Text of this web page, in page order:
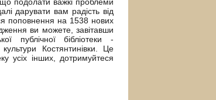
дарувати вам радість від
поповнення на 1538 нових
ви можете, завітавши
публічної бібліотеки -
Костянтинівки. Це
усіх інших, дотримуйтеся